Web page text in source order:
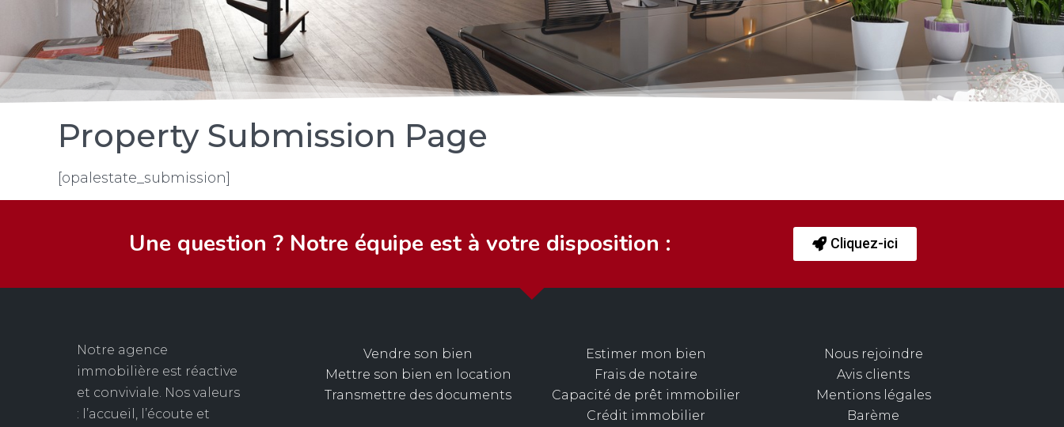
Property Submission Page
[opalestate_submission]
Une question ? Notre équipe est à votre disposition : Cliquez-ici
Notre agence
immobilière est réactive
et conviviale. Nos valeurs
: l’accueil, l’écoute et
Vendre son bien
Mettre son bien en location
Transmettre des documents
Estimer mon bien
Frais de notaire
Capacité de prêt immobilier
Crédit immobilier
Nous rejoindre
Avis clients
Mentions légales
Barème